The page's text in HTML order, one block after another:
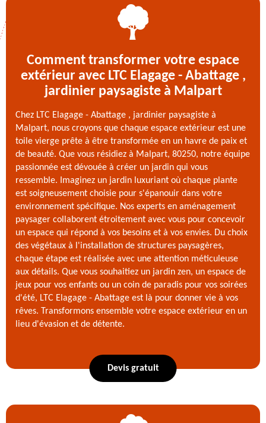
Comment transformer votre espace
extérieur avec LTC Elagage - Abattage ,
jardinier paysagiste à Malpart
Chez LTC Elagage - Abattage , jardinier paysagiste à
Malpart, nous croyons que chaque espace extérieur est une
toile vierge prête à être transformée en un havre de paix et
de beauté. Que vous résidiez à Malpart, 80250, notre équipe
passionnée est dévouée à créer un jardin qui vous
ressemble. Imaginez un jardin luxuriant où chaque plante
est soigneusement choisie pour s'épanouir dans votre
environnement spécifique. Nos experts en aménagement
paysager collaborent étroitement avec vous pour concevoir
un espace qui répond à vos besoins et à vos envies. Du choix
des végétaux à l'installation de structures paysagères,
chaque étape est réalisée avec une attention méticuleuse
aux détails. Que vous souhaitiez un jardin zen, un espace de
jeux pour vos enfants ou un coin de paradis pour vos soirées
d'été, LTC Elagage - Abattage est là pour donner vie à vos
rêves. Transformons ensemble votre espace extérieur en un
lieu d'évasion et de détente.
Devis gratuit